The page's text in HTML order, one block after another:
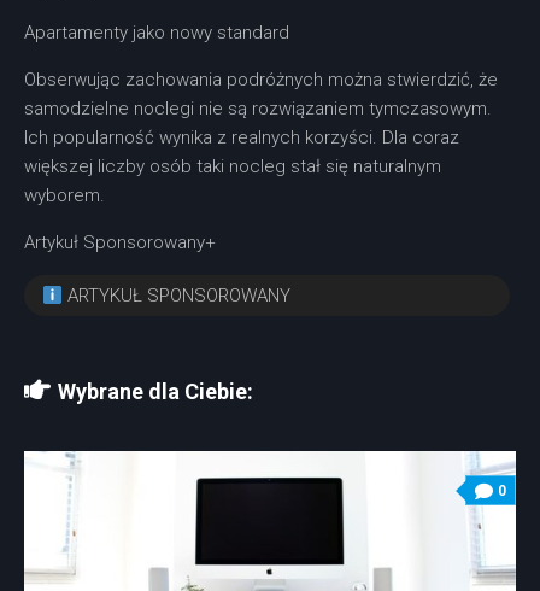
Apartamenty jako nowy standard
Obserwując zachowania podróżnych można stwierdzić, że
samodzielne noclegi nie są rozwiązaniem tymczasowym.
Ich popularność wynika z realnych korzyści. Dla coraz
większej liczby osób taki nocleg stał się naturalnym
wyborem.
Artykuł Sponsorowany+
ARTYKUŁ SPONSOROWANY
Wybrane dla Ciebie:
0